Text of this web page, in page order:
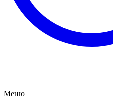
Меню